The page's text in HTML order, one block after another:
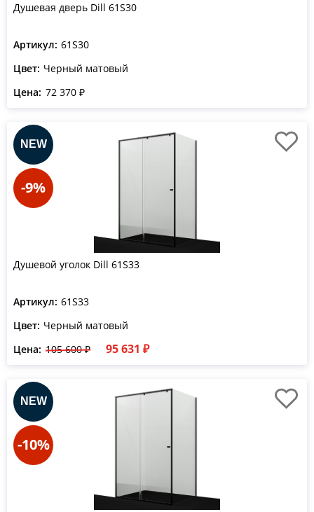
Душевая дверь Dill 61S30
Артикул: 61S30
Цвет: Черный матовый
Цена: 72 370 ₽
-9%
Душевой уголок Dill 61S33
Артикул: 61S33
Цвет: Черный матовый
Цена: 105 600 ₽ 95 631 ₽
-10%